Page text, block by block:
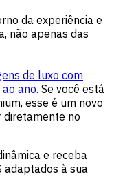
da experiência e
não apenas das
de luxo com
ano. Se você está
esse é um novo
diretamente no
e receba
adaptados à sua